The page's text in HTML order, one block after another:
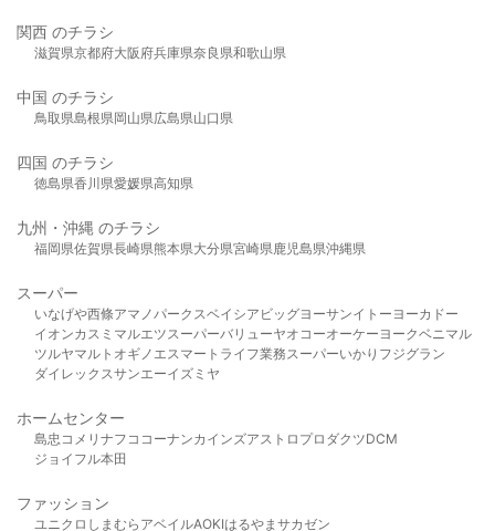
関西 のチラシ
滋賀県京都府大阪府兵庫県奈良県和歌山県
中国 のチラシ
鳥取県島根県岡山県広島県山口県
四国 のチラシ
徳島県香川県愛媛県高知県
九州・沖縄 のチラシ
福岡県佐賀県長崎県熊本県大分県宮崎県鹿児島県沖縄県
スーパー
いなげや西條アマノパークスベイシア ビッグヨーサンイトーヨーカドー
イオンカスミ マルエツスーパーバリューヤオコーオーケー ヨークベニマル
ツルヤマルト オギノ エスマート ライフ業務スーパーいかり フジグラン
ダイレックスサンエーイズミヤ
ホームセンター
島忠 コメリ ナフコ コーナンカインズアストロプロダクツDCM
ジョイフル本田
ファッション
ユニクロ しまむら アベイルAOKIはるやま サカゼン